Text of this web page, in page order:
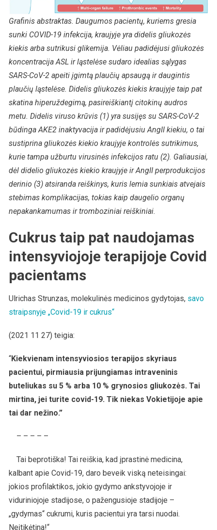
Grafinis abstraktas. Daugumos pacientų, kuriems gresia
sunki COVID-19 infekcija, kraujyje yra didelis gliukozės
kiekis arba sutrikusi glikemija. Vėliau padidėjusi gliukozės
koncentracija ASL ir ląstelėse sudaro idealias sąlygas
SARS-CoV-2 apeiti įgimtą plaučių apsaugą ir daugintis
plaučių ląstelėse. Didelis gliukozės kiekis kraujyje taip pat
skatina hiperuždegimą, pasireiškiantį citokinų audros
metu. Didelis viruso krūvis (1) yra susijęs su SARS-CoV-2
būdinga AKE2 inaktyvacija ir padidėjusiu AngII kiekiu, o tai
sustiprina gliukozės kiekio kraujyje kontrolės sutrikimus,
kurie tampa užburtu virusinės infekcijos ratu (2). Galiausiai,
dėl didelio gliukozės kiekio kraujyje ir AngII perprodukcijos
derinio (3) atsiranda reiškinys, kuris lemia sunkiais atvejais
stebimas komplikacijas, tokias kaip daugelio organų
nepakankamumas ir tromboziniai reiškiniai.
Cukrus taip pat naudojamas
intensyviojoje terapijoje Covid
pacientams
Ulrichas Strunzas, molekulinės medicinos gydytojas, savo
straipsnyje „Covid-19 ir cukrus“
(2021 11 27) teigia:
“Kiekvienam intensyviosios terapijos skyriaus
pacientui, pirmiausia prijungiamas intraveninis
buteliukas su 5 % arba 10 % grynosios gliukozės. Tai
mirtina, jei turite covid-19. Tik niekas Vokietijoje apie
tai dar nežino.”
– – – – –
Tai beprotiška! Tai reiškia, kad įprastinė medicina,
kalbant apie Covid-19, daro beveik viską neteisingai:
jokios profilaktikos, jokio gydymo ankstyvojoje ir
viduriniojoje stadijose, o pažengusioje stadijoje –
„gydymas“ cukrumi, kuris pacientui yra tarsi nuodai.
Neįtikėtina!“